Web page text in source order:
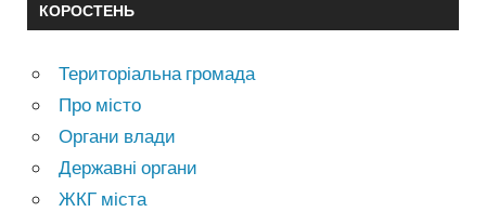
КОРОСТЕНЬ
Територіальна громада
Про місто
Органи влади
Державні органи
ЖКГ міста